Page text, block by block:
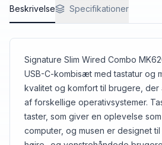
Beskrivelse Specifikationer
Signature Slim Wired Combo
USB-C-kombisæt med tastatur og
kvalitet og komfort til brugere,
af forskellige operativsystemer.
taster, som giver en oplevelse
computer, og musen er designet